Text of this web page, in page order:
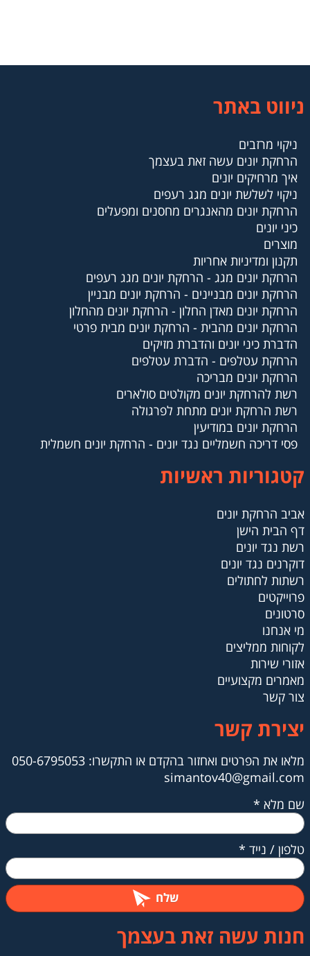
ניווט באתר
ניקוי מרזבים
הרחקת יונים עשה זאת בעצמך
איך מרחיקים יונים
ניקוי לשלשת יונים מגג רעפים
הרחקת יונים מהאנגרים מחסנים ומפעלים
כיני יונים
מוצרים
תקנון ומדיניות אחריות
הרחקת יונים מגג - הרחקת יונים מגג רעפים
הרחקת יונים מבניינים - הרחקת יונים מבניין
הרחקת יונים מאדן החלון - הרחקת יונים מהחלון
הרחקת יונים מהבית - הרחקת יונים מבית פרטי
הדברת כיני יונים והדברת מזיקים
הרחקת עטלפים - הדברת עטלפים
הרחקת יונים מבריכה
רשת להרחקת יונים מקולטים סולארים
רשת הרחקת יונים מתחת לפרגולה
הרחקת יונים במודיעין
פסי דריכה חשמליים נגד יונים - הרחקת יונים חשמלית
קטגוריות ראשיות
אביב הרחקת יונים
דף הבית הישן
רשת נגד יונים
דוקרנים נגד יונים
רשתות לחתולים
פרוייקטים
סרטונים
מי אנחנו
לקוחות ממליצים
אזורי שירות
מאמרים מקצועיים
צור קשר
יצירת קשר
מלאו את הפרטים ואחזור בהקדם או ​​​​​​​התקשרו: 050-6795053
simantov40@gmail.com
שם מלא *
טלפון / נייד *
שלח
חנות עשה זאת בעצמך